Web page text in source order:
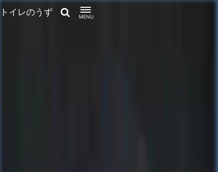
トイレのうず MENU